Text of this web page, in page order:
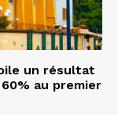
un résultat
au premier